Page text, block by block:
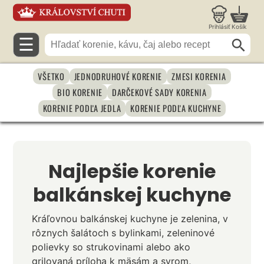
Prihlásiť Košík
☰
VŠETKO JEDNODRUHOVÉ KORENIE
ZMESI KORENIA
BIO KORENIE
DARČEKOVÉ SADY KORENIA
KORENIE PODĽA JEDLA
KORENIE PODĽA KUCHYNE
Najlepšie korenie
balkánskej kuchyne
Kráľovnou balkánskej kuchyne je zelenina, v
rôznych šalátoch s bylinkami, zeleninové
polievky so strukovinami alebo ako
grilovaná príloha k mäsám a syrom,